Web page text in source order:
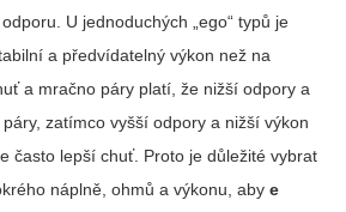
U jednoduchých „ego“ typů je
a předvídatelný výkon než na
a mračno páry platí, že nižší odpory a
zatímco vyšší odpory a nižší výkon
často lepší chuť. Proto je důležité vybrat
náplně, ohmů a výkonu, aby e